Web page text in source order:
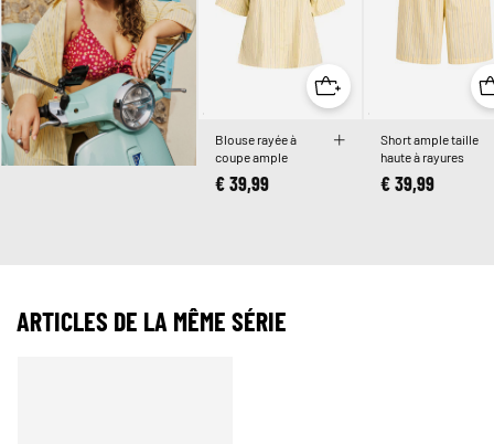
Blouse rayée à
coupe ample
€ 39,99
Short ample taille
haute à rayures
€ 39,99
ARTICLES DE LA MÊME SÉRIE